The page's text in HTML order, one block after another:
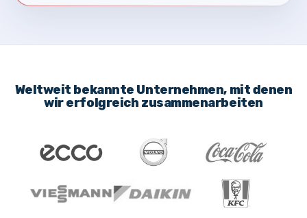
Weltweit bekannte Unternehmen, mit denen
wir erfolgreich zusammenarbeiten